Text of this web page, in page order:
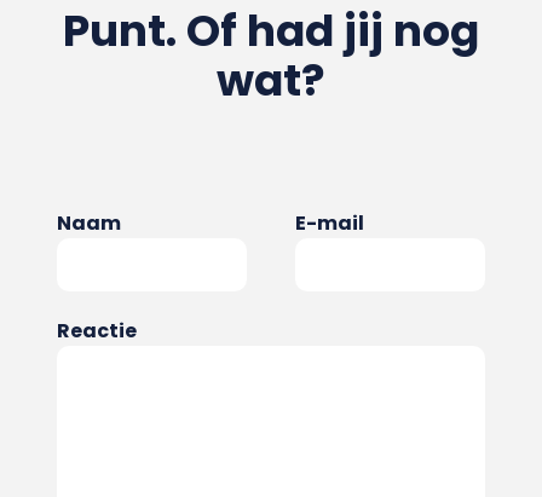
Punt. Of had jij nog
wat?
Naam E-mail
Reactie